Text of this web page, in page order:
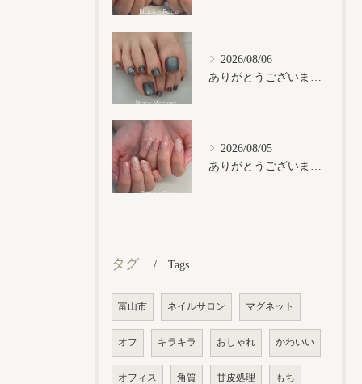
2026/08/06
2026/08/05
タグ Tags
富山市 ネイルサロン マグネット
オフ キラキラ おしゃれ かわいい
オフィス 角質 甘皮処理 もち